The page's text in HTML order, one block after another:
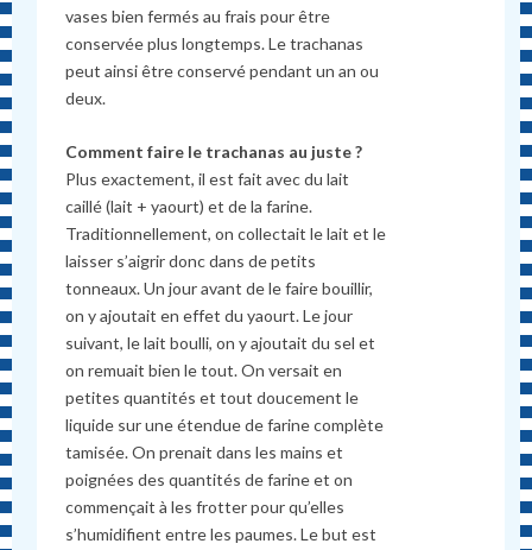
vases bien fermés au frais pour être
conservée plus longtemps. Le trachanas
peut ainsi être conservé pendant un an ou
deux.
Comment faire le trachanas au juste ?
Plus exactement, il est fait avec du lait
caillé (lait + yaourt) et de la farine.
Traditionnellement, on collectait le lait et le
laisser s’aigrir donc dans de petits
tonneaux. Un jour avant de le faire bouillir,
on y ajoutait en effet du yaourt. Le jour
suivant, le lait boulli, on y ajoutait du sel et
on remuait bien le tout. On versait en
petites quantités et tout doucement le
liquide sur une étendue de farine complète
tamisée. On prenait dans les mains et
poignées des quantités de farine et on
commençait à les frotter pour qu’elles
s’humidifient entre les paumes. Le but est